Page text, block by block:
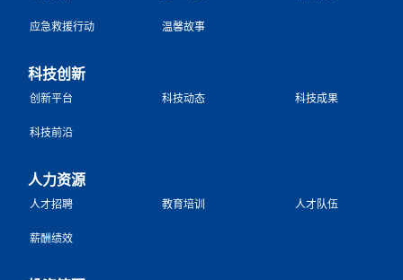
应急救援行动 温馨故事
科技创新
创新平台 科技动态 科技成果
科技前沿
人力资源
人才招聘 教育培训 人才队伍
薪酬绩效